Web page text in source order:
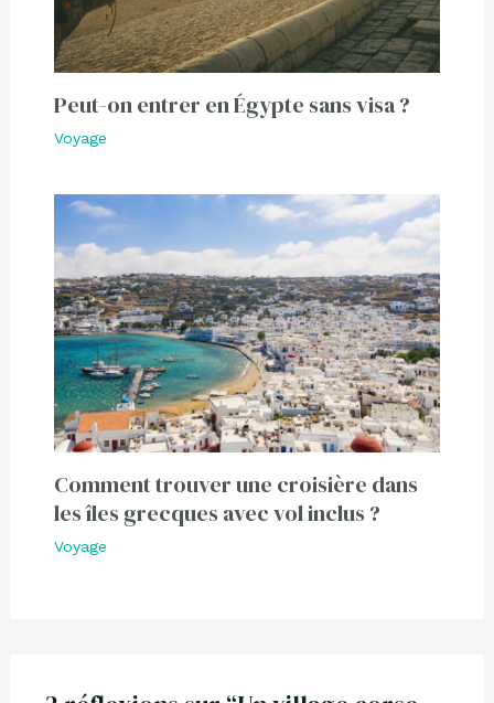
Peut-on entrer en Égypte sans visa ?
Voyage
Comment trouver une croisière dans
les îles grecques avec vol inclus ?
Voyage